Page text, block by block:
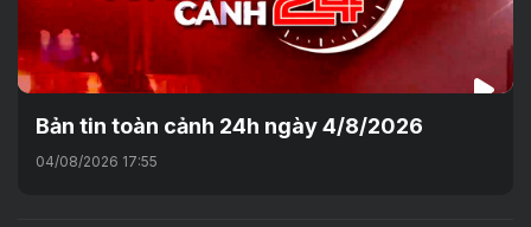
Bản tin toàn cảnh 24h ngày 4/8/2026
04/08/2026 17:55